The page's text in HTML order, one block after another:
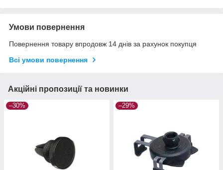
Умови повернення
Повернення товару впродовж 14 днів за рахунок покупця
Всі умови повернення
Акційні пропозиції та новинки
–30% –29%